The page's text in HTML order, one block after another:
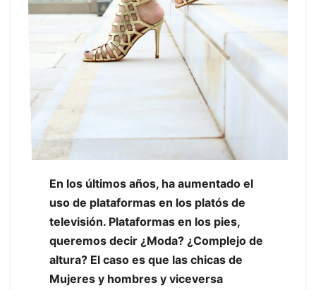
En los últimos años, ha aumentado el
uso de plataformas en los platós de
televisión. Plataformas en los pies,
queremos decir ¿Moda? ¿Complejo de
altura? El caso es que las chicas de
Mujeres y hombres y viceversa